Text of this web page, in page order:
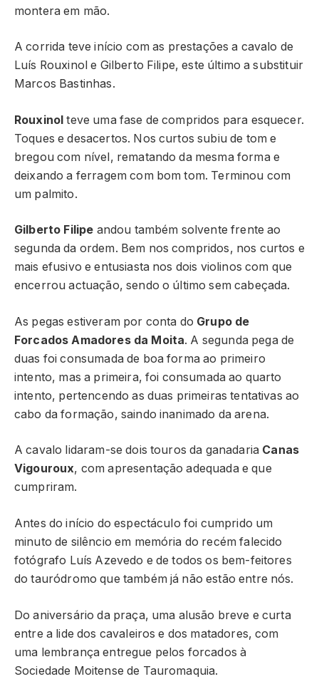
montera em mão.
A corrida teve início com as prestações a cavalo de
Luís Rouxinol e Gilberto Filipe, este último a substituir
Marcos Bastinhas.
Rouxinol teve uma fase de compridos para esquecer.
Toques e desacertos. Nos curtos subiu de tom e
bregou com nível, rematando da mesma forma e
deixando a ferragem com bom tom. Terminou com
um palmito.
Gilberto Filipe andou também solvente frente ao
segunda da ordem. Bem nos compridos, nos curtos e
mais efusivo e entusiasta nos dois violinos com que
encerrou actuação, sendo o último sem cabeçada.
As pegas estiveram por conta do Grupo de
Forcados Amadores da Moita. A segunda pega de
duas foi consumada de boa forma ao primeiro
intento, mas a primeira, foi consumada ao quarto
intento, pertencendo as duas primeiras tentativas ao
cabo da formação, saindo inanimado da arena.
A cavalo lidaram-se dois touros da ganadaria Canas
Vigouroux, com apresentação adequada e que
cumpriram.
Antes do início do espectáculo foi cumprido um
minuto de silêncio em memória do recém falecido
fotógrafo Luís Azevedo e de todos os bem-feitores
do tauródromo que também já não estão entre nós.
Do aniversário da praça, uma alusão breve e curta
entre a lide dos cavaleiros e dos matadores, com
uma lembrança entregue pelos forcados à
Sociedade Moitense de Tauromaquia.